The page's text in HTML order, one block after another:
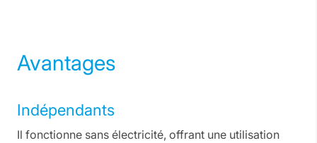
Avantages
Indépendants
Il fonctionne sans électricité, offrant une utilisation